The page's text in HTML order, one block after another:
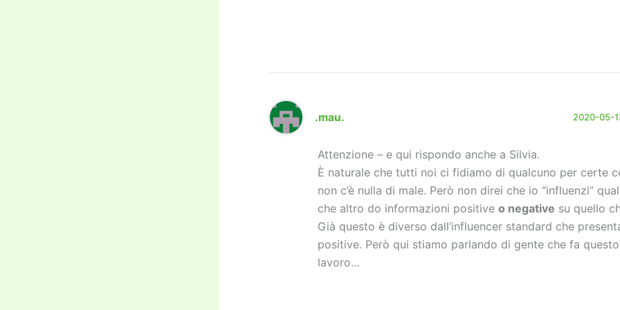
.mau. 2020-05-
Attenzione – e qui rispondo anche a Silvia.
È naturale che tutti noi ci fidiamo di qualcuno per certe
non c’è nulla di male. Però non direi che io “influenzi”
che altro do informazioni positive o negative su quello
Già questo è diverso dall’influencer standard che
positive. Però qui stiamo parlando di gente che fa
lavoro…